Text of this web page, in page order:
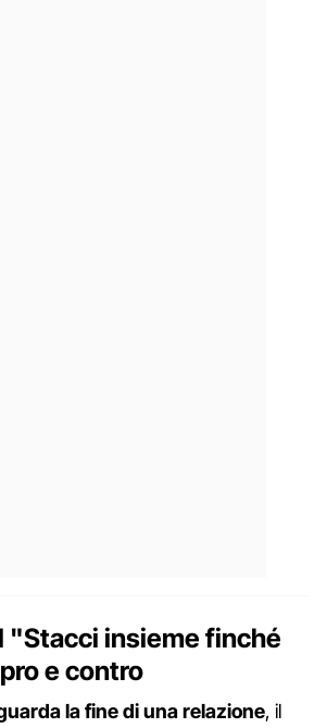
"Stacci insieme finché
e contro
la fine di una relazione, il